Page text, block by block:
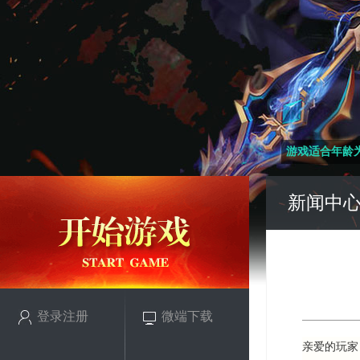
游戏适合年龄
登录注册 微端下载
新闻中
亲爱的玩